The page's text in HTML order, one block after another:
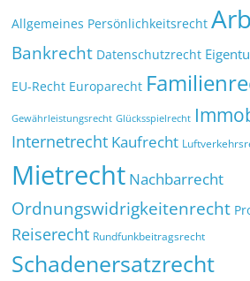
Allgemeines Persönlichkeitsrecht
Bankrecht Datenschutzrecht
EU-Recht Europarecht
Gewährleistungsrecht Glücksspielrecht
Internetrecht Kaufrecht
Mietrecht Nachbarrecht
Ordnungswidrigkeitenrecht
Reiserecht Rundfunkbeitragsrecht
Schadenersatzrecht